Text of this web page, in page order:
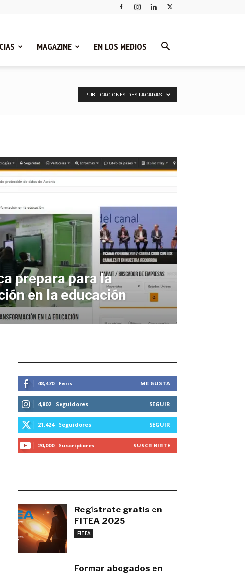
MAGAZINE EN LOS MEDIOS
PUBLICACIONES DESTACADAS
prepara para la
en la educación
48,470 Fans ME GUSTA
4,802 Seguidores SEGUIR
21,424 Seguidores SEGUIR
20,000 Suscriptores SUSCRIBIRTE
Regístrate gratis en
FITEA 2025
FITEA
Formar abogados en